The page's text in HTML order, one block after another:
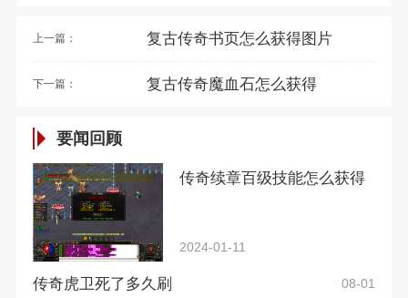
上一篇： 复古传奇书页怎么获得图片
下一篇： 复古传奇魔血石怎么获得
要闻回顾
传奇续章百级技能怎么获得
2024-01-11
传奇虎卫死了多久刷 08-01